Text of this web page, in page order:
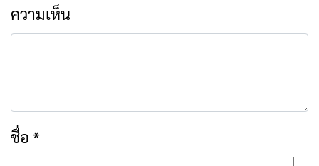
ความเห็น
ชื่อ *